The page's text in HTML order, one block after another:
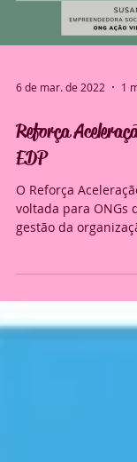
6 de mar. de 2022 1
Reforça
EDP
O Reforça
voltada para ONGs
gestão da